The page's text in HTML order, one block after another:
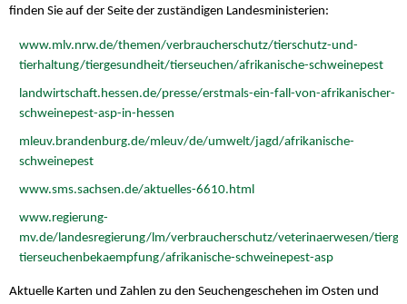
finden Sie auf der Seite der zuständigen Landesministerien:
www.mlv.nrw.de/themen/verbraucherschutz/tierschutz-und-
tierhaltung/tiergesundheit/tierseuchen/afrikanische-schweinepest
landwirtschaft.hessen.de/presse/erstmals-ein-fall-von-afrikanischer-
schweinepest-asp-in-hessen
mleuv.brandenburg.de/mleuv/de/umwelt/jagd/afrikanische-
schweinepest
www.sms.sachsen.de/aktuelles-6610.html
www.regierung-
mv.de/landesregierung/lm/verbraucherschutz/veterinaerwesen/
tierseuchenbekaempfung/afrikanische-schweinepest-asp
Aktuelle Karten und Zahlen zu den Seuchengeschehen im Osten und